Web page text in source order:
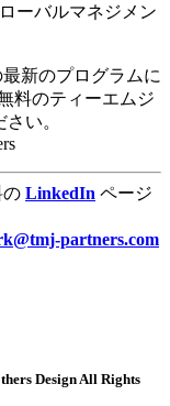
ーバルマネジメン
新のプログラムに
料のティーエムジ
い。
の LinkedIn ページ
partners.com
Design All Rights